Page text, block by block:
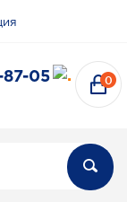
87-05 0